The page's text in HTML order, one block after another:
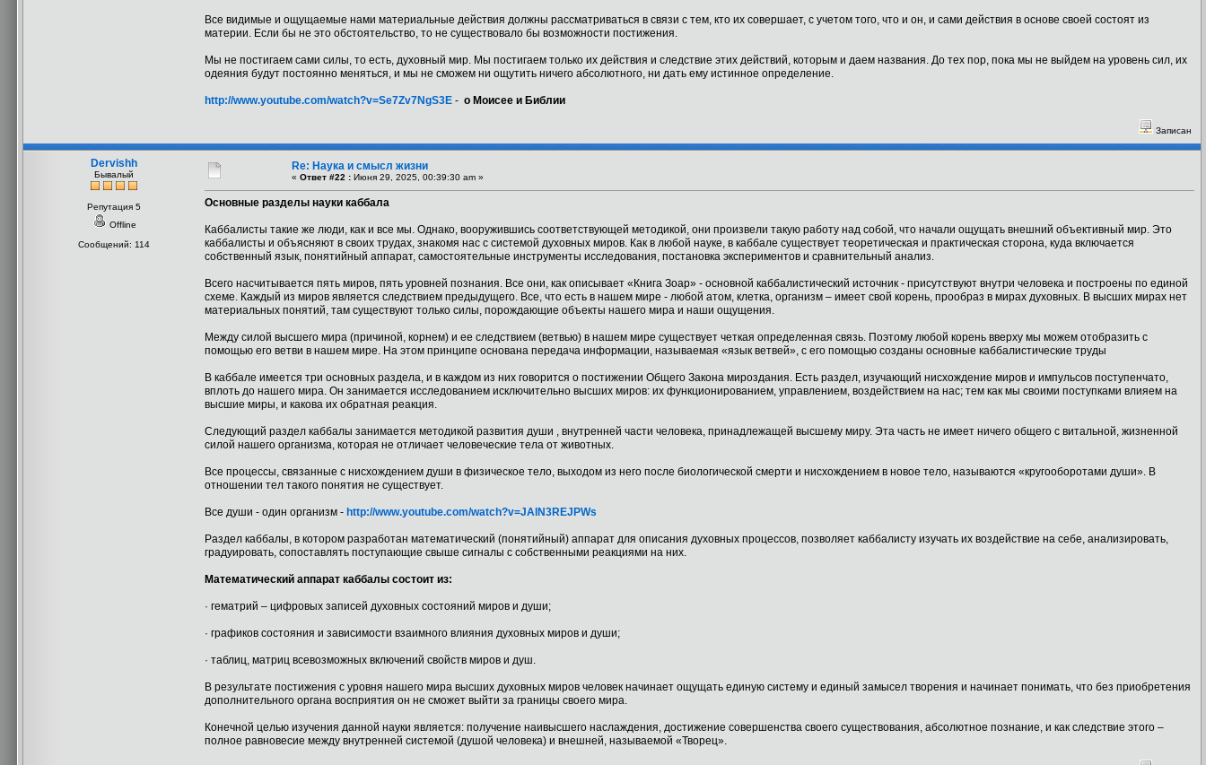
Все видимые и ощущаемые нами материальные действия должны рассматриваться в связи с тем, кто их совершает, с учетом того, что и он, и сами действия в основе своей состоят из
материи. Если бы не это обстоятельство, то не существовало бы возможности постижения.
Мы не постигаем сами силы, то есть, духовный мир. Мы постигаем только их действия и следствие этих действий, которым и даем названия. До тех пор, пока мы не выйдем на уровень сил, их
одеяния будут постоянно меняться, и мы не сможем ни ощутить ничего абсолютного, ни дать ему истинное определение.
http://www.youtube.com/watch?v=Se7Zv7NgS3E - о Моисее и Библии
Записан
Dervishh
Бывалый
Репутация 5
Offline
Сообщений: 114
Re: Наука и смысл жизни
« Ответ #22 : Июня 29, 2025, 00:39:30 am »
Основные разделы науки каббала
Каббалисты такие же люди, как и все мы. Однако, вооружившись соответствующей методикой, они произвели такую работу над собой, что начали ощущать внешний объективный мир. Это
каббалисты и объясняют в своих трудах, знакомя нас с системой духовных миров. Как в любой науке, в каббале существует теоретическая и практическая сторона, куда включается
собственный язык, понятийный аппарат, самостоятельные инструменты исследования, постановка экспериментов и сравнительный анализ.
Всего насчитывается пять миров, пять уровней познания. Все они, как описывает «Книга Зоар» - основной каббалистический источник - присутствуют внутри человека и построены по единой
схеме. Каждый из миров является следствием предыдущего. Все, что есть в нашем мире - любой атом, клетка, организм – имеет свой корень, прообраз в мирах духовных. В высших мирах нет
материальных понятий, там существуют только силы, порождающие объекты нашего мира и наши ощущения.
Между силой высшего мира (причиной, корнем) и ее следствием (ветвью) в нашем мире существует четкая определенная связь. Поэтому любой корень вверху мы можем отобразить с
помощью его ветви в нашем мире. На этом принципе основана передача информации, называемая «язык ветвей», с его помощью созданы основные каббалистические труды
В каббале имеется три основных раздела, и в каждом из них говорится о постижении Общего Закона мироздания. Есть раздел, изучающий нисхождение миров и импульсов поступенчато,
вплоть до нашего мира. Он занимается исследованием исключительно высших миров: их функционированием, управлением, воздействием на нас; тем как мы своими поступками влияем на
высшие миры, и какова их обратная реакция.
Следующий раздел каббалы занимается методикой развития души , внутренней части человека, принадлежащей высшему миру. Эта часть не имеет ничего общего с витальной, жизненной
силой нашего организма, которая не отличает человеческие тела от животных.
Все процессы, связанные с нисхождением души в физическое тело, выходом из него после биологической смерти и нисхождением в новое тело, называются «кругооборотами души». В
отношении тел такого понятия не существует.
Все души - один организм - http://www.youtube.com/watch?v=JAlN3REJPWs
Раздел каббалы, в котором разработан математический (понятийный) аппарат для описания духовных процессов, позволяет каббалисту изучать их воздействие на себе, анализировать,
градуировать, сопоставлять поступающие свыше сигналы с собственными реакциями на них.
Математический аппарат каббалы состоит из:
· гематрий – цифровых записей духовных состояний миров и души;
· графиков состояния и зависимости взаимного влияния духовных миров и души;
· таблиц, матриц всевозможных включений свойств миров и душ.
В результате постижения с уровня нашего мира высших духовных миров человек начинает ощущать единую систему и единый замысел творения и начинает понимать, что без приобретения
дополнительного органа восприятия он не сможет выйти за границы своего мира.
Конечной целью изучения данной науки является: получение наивысшего наслаждения, достижение совершенства своего существования, абсолютное познание, и как следствие этого –
полное равновесие между внутренней системой (душой человека) и внешней, называемой «Творец».